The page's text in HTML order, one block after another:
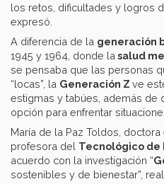
los retos, dificultades y logros
expresó.
A diferencia de la generación
1945 y 1964, donde la salud
se pensaba que las personas
“locas”, la Generación Z ve
estigmas y tabúes, además de
opción para enfrentar
María de la Paz Toldos, doctora
profesora del Tecnológico de
acuerdo con la investigación “
sostenibles y de bienestar”,